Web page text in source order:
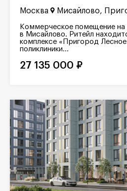
Москва Мисайлово,
Коммерческое помещение
в Мисайлово. Ритейл
комплексе «Пригород
поликлиники...
27 135 000 ₽